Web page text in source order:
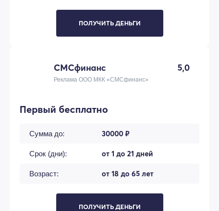
ПОЛУЧИТЬ ДЕНЬГИ
СМСфинанс 5,0
Реклама ООО МКК «СМСфинанс»
Первый бесплатно
Сумма до: 30000 ₽
Срок (дни): от 1 до 21 дней
Возраст: от 18 до 65 лет
ПОЛУЧИТЬ ДЕНЬГИ